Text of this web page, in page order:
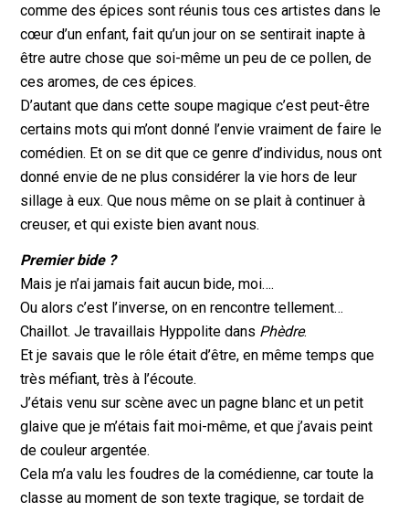
comme des épices sont réunis tous ces artistes dans le
cœur d’un enfant, fait qu’un jour on se sentirait inapte à
être autre chose que soi-même un peu de ce pollen, de
ces aromes, de ces épices.
D’autant que dans cette soupe magique c’est peut-être
certains mots qui m’ont donné l’envie vraiment de faire le
comédien. Et on se dit que ce genre d’individus, nous ont
donné envie de ne plus considérer la vie hors de leur
sillage à eux. Que nous même on se plait à continuer à
creuser, et qui existe bien avant nous.
Premier bide ?
Mais je n’ai jamais fait aucun bide, moi….
Ou alors c’est l’inverse, on en rencontre tellement…
Chaillot. Je travaillais Hyppolite dans Phèdre.
Et je savais que le rôle était d’être, en même temps que
très méfiant, très à l’écoute.
J’étais venu sur scène avec un pagne blanc et un petit
glaive que je m’étais fait moi-même, et que j’avais peint
de couleur argentée.
Cela m’a valu les foudres de la comédienne, car toute la
classe au moment de son texte tragique, se tordait de